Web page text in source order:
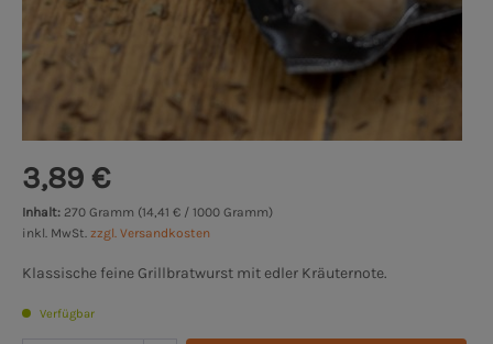
3,89 €
Inhalt: 270 Gramm (14,41 € / 1000 Gramm)
inkl. MwSt. zzgl. Versandkosten
Klassische feine Grillbratwurst mit edler Kräuternote.
Verfügbar